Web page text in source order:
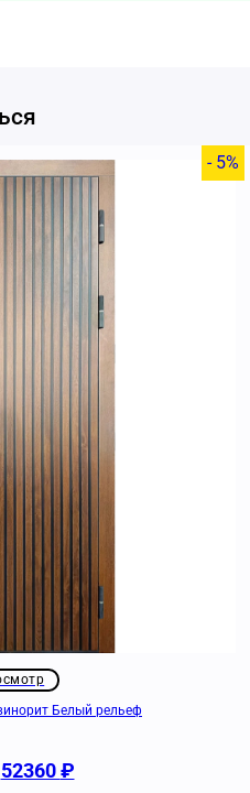
- 5%
Белый рельеф
52360₽